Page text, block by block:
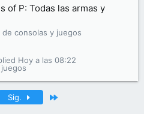
of P: Todas las armas y
de consolas y juegos
Hoy a las 08:22
Sig.